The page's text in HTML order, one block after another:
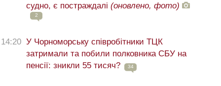
судно, є постраждалі (оновлено, фото)
2
14:20 У Чорноморську співробітники ТЦК
затримали та побили полковника СБУ на
пенсії: зникли 55 тисяч?
34